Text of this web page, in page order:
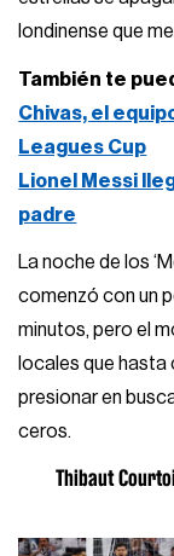
londinense que
También te
Chivas, el
Leagues Cup
Lionel Messi
padre
La noche de los
comenzó con un
minutos, pero el
locales que
presionar en
ceros.
Thibaut